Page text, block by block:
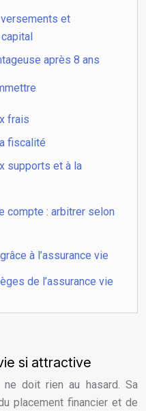
et
après 8 ans
frais
fiscalité
supports et à la
compte : arbitrer selon
à l’assurance vie
de l’assurance vie
si attractive
doit rien au hasard. Sa
placement financier et de